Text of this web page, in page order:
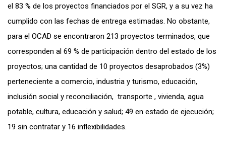
el 83 % de los proyectos financiados por el SGR, y a su vez ha
cumplido con las fechas de entrega estimadas. No obstante,
para el OCAD se encontraron 213 proyectos terminados, que
corresponden al 69 % de participación dentro del estado de los
proyectos; una cantidad de 10 proyectos desaprobados (3%)
perteneciente a comercio, industria y turismo, educación,
inclusión social y reconciliación, transporte , vivienda, agua
potable, cultura, educación y salud; 49 en estado de ejecución;
19 sin contratar y 16 inflexibilidades.